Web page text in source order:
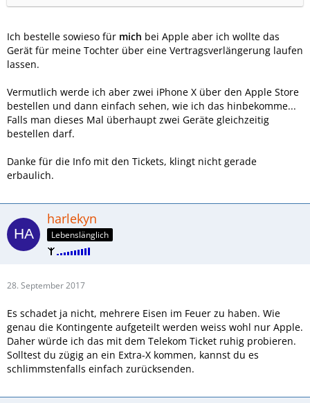
Ich bestelle sowieso für mich bei Apple aber ich wollte das
Gerät für meine Tochter über eine Vertragsverlängerung laufen
lassen.
Vermutlich werde ich aber zwei iPhone X über den Apple Store
bestellen und dann einfach sehen, wie ich das hinbekomme...
Falls man dieses Mal überhaupt zwei Geräte gleichzeitig
bestellen darf.
Danke für die Info mit den Tickets, klingt nicht gerade
erbaulich.
harlekyn
Lebenslänglich
28. September 2017
Es schadet ja nicht, mehrere Eisen im Feuer zu haben. Wie
genau die Kontingente aufgeteilt werden weiss wohl nur Apple.
Daher würde ich das mit dem Telekom Ticket ruhig probieren.
Solltest du zügig an ein Extra-X kommen, kannst du es
schlimmstenfalls einfach zurücksenden.